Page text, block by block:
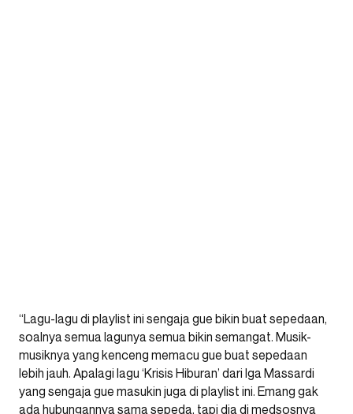
“Lagu-lagu di playlist ini sengaja gue bikin buat sepedaan,
soalnya semua lagunya semua bikin semangat. Musik-
musiknya yang kenceng memacu gue buat sepedaan
lebih jauh. Apalagi lagu ‘Krisis Hiburan’ dari Iga Massardi
yang sengaja gue masukin juga di playlist ini. Emang gak
ada hubungannya sama sepeda, tapi dia di medsosnya